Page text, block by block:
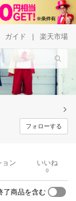
ガイド 楽天市場
フォローする
ョン いいね
0
了商品を含む